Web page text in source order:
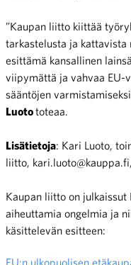
”Kaupan liitto kiittää
tarkastelusta ja
esittämä kansallinen
viipymättä ja vahvaa EU-
sääntöjen
Luotototeaa.
Lisätietoja: Kari Luoto,
liitto,
Kaupan liitto on julkaissut
aiheuttamia ongelmia ja
käsittelevän esitteen:
EU:n ulkopuolisen